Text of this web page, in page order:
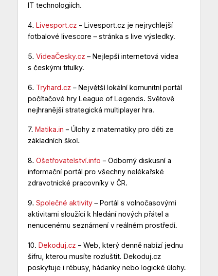
IT technologiích.
4. Livesport.cz – Livesport.cz je nejrychlejší
fotbalové livescore – stránka s live výsledky.
5. VideaČesky.cz – Nejlepší internetová videa
s českými titulky.
6. Tryhard.cz – Největší lokální komunitní portál
počítačové hry League of Legends. Světově
nejhranější strategická multiplayer hra.
7. Matika.in – Úlohy z matematiky pro děti ze
základních škol.
8. Ošetřovatelství.info – Odborný diskusní a
informační portál pro všechny nelékařské
zdravotnické pracovníky v ČR.
9. Společné aktivity– Portál s volnočasovými
aktivitami sloužící k hledání nových přátel a
nenucenému seznámení v reálném prostředí.
10. Dekoduj.cz – Web, který denně nabízí jednu
šifru, kterou musíte rozluštit. Dekoduj.cz
poskytuje i rébusy, hádanky nebo logické úlohy.